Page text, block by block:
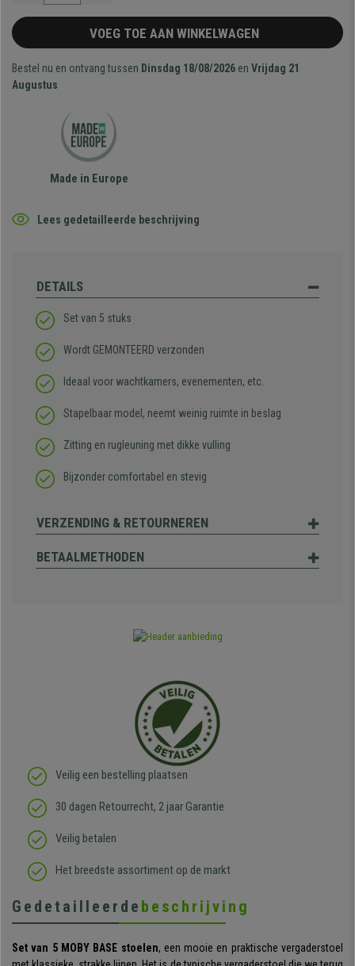
VOEG TOE AAN WINKELWAGEN
Bestel nu en ontvang tussen Dinsdag 18/08/2026 en Vrijdag 21
Augustus
Made in Europe
Lees gedetailleerde beschrijving
DETAILS
Set van 5 stuks
Wordt GEMONTEERD verzonden
Ideaal voor wachtkamers, evenementen, etc.
Stapelbaar model, neemt weinig ruimte in beslag
Zitting en rugleuning met dikke vulling
Bijzonder comfortabel en stevig
VERZENDING & RETOURNEREN
BETAALMETHODEN
Veilig een bestelling plaatsen
30 dagen Retourrecht, 2 jaar Garantie
Veilig betalen
Het breedste assortiment op de markt
Gedetailleerde beschrijving
Set van 5 MOBY BASE stoelen, een mooie en praktische vergaderstoel